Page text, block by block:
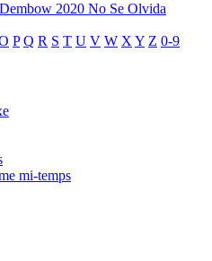
Dembow 2020 No Se Olvida
P Q R S T U V W X Y Z 0-9
mi-temps